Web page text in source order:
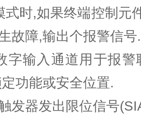
式时,如果终端控制元
故障,输出个报警信号.
字输入通道用于报
功能或安全位置.
发器发出限位信号